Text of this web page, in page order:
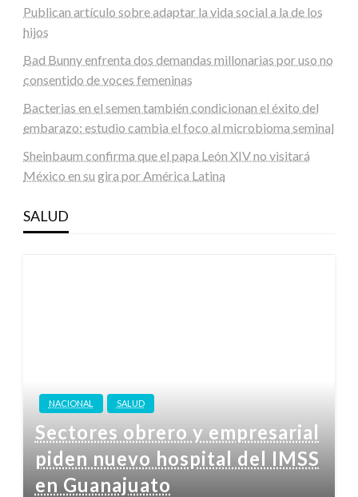
Publican artículo sobre adaptar la vida social a la de los
hijos
Bad Bunny enfrenta dos demandas millonarias por uso no
consentido de voces femeninas
Bacterias en el semen también condicionan el éxito del
embarazo: estudio cambia el foco al microbioma seminal
Sheinbaum confirma que el papa León XIV no visitará
México en su gira por América Latina
SALUD
NACIONAL SALUD
Sectores obrero y empresarial
piden nuevo hospital del IMSS
en Guanajuato